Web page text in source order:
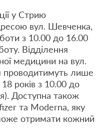
у Стрию
вул. Шевченка,
з 10.00 до 16.00
Відділення
медицини на вул.
лише
років з 10.00 до
Доступна також
та Moderna, яку
отримати кожний